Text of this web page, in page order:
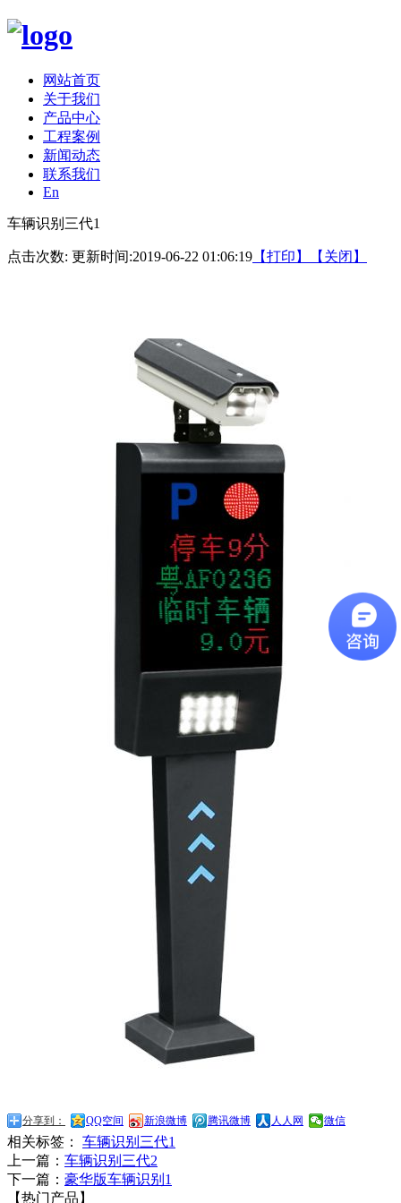
网站首页
关于我们
产品中心
工程案例
新闻动态
联系我们
En
车辆识别三代1
点击次数: 更新时间:2019-06-22 01:06:19 【打印】 【关闭】
分享到： QQ空间 新浪微博 腾讯微博 人人网 微信
相关标签：
车辆识别三代1
上一篇： 车辆识别三代2
下一篇： 豪华版车辆识别1
【热门产品】